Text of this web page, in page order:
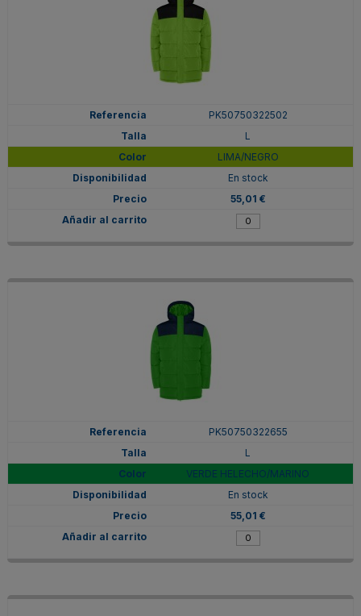
PK50750322502
L
LIMA/NEGRO
En stock
55,01 €
PK50750322655
L
VERDE HELECHO/MARINO
En stock
55,01 €